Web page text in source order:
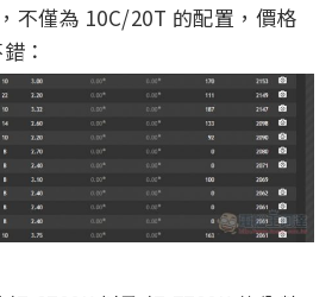
不僅為 10C/20T 的配置，價格
：